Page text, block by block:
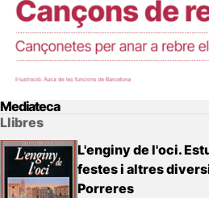
Mediateca
Llibres
L'enginy de l'oci.
festes i altres
Porreres